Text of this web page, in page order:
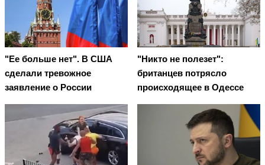
"Ее больше нет". В США
сделали тревожное
заявление о России
"Никто не полезет":
британцев потрясло
происходящее в Одессе